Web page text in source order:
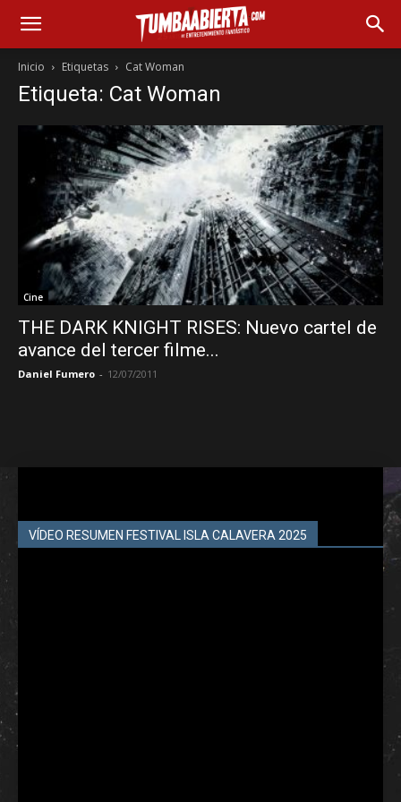
Inicio Etiquetas Cat Woman
Etiqueta: Cat Woman
Cine
THE DARK KNIGHT RISES: Nuevo cartel de
avance del tercer filme...
Daniel Fumero - 12/07/2011
VÍDEO RESUMEN FESTIVAL ISLA CALAVERA 2025